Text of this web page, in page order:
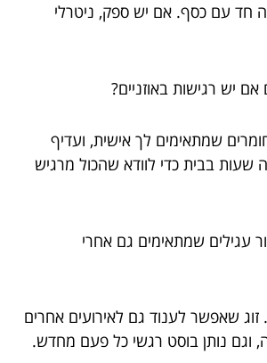
חד עם כסף. אם יש ספק, ניטרלי
יש רגישות באוזניים?
שמתאימים לך אישית, ועדיף
בבית כדי לוודא שהכול מרגיש
עגילים שמתאימים גם אחרי
זוג שאפשר לענוד גם לאירועים אחרים
וגם נותן בוסט רגשי כל פעם מחדש.